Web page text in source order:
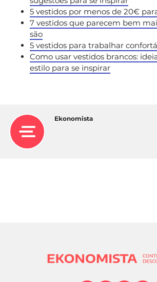
5 vestidos por menos de 20€
7 vestidos que parecem bem
são
5 vestidos para trabalhar
Como usar vestidos brancos:
estilo para se inspirar
Ekonomista